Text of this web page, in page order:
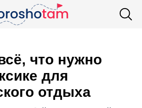
что нужно
для
отдыха